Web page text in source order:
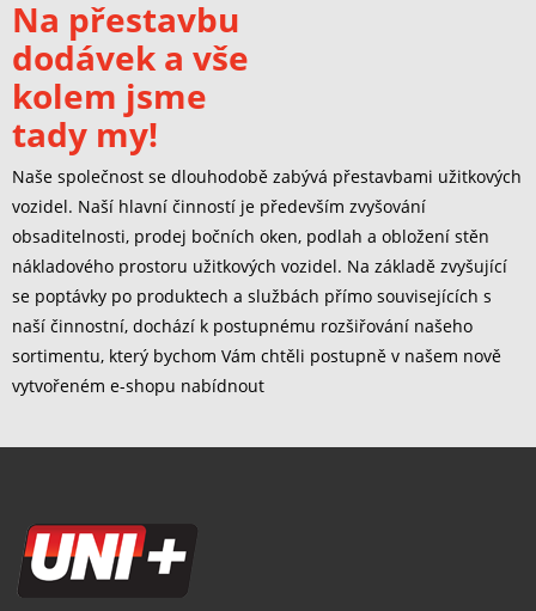
Na přestavbu
dodávek a vše
kolem jsme
tady my!
Naše společnost se dlouhodobě zabývá přestavbami užitkových
vozidel. Naší hlavní činností je především zvyšování
obsaditelnosti, prodej bočních oken, podlah a obložení stěn
nákladového prostoru užitkových vozidel. Na základě zvyšující
se poptávky po produktech a službách přímo souvisejících s
naší činnostní, dochází k postupnému rozšiřování našeho
sortimentu, který bychom Vám chtěli postupně v našem nově
vytvořeném e-shopu nabídnout